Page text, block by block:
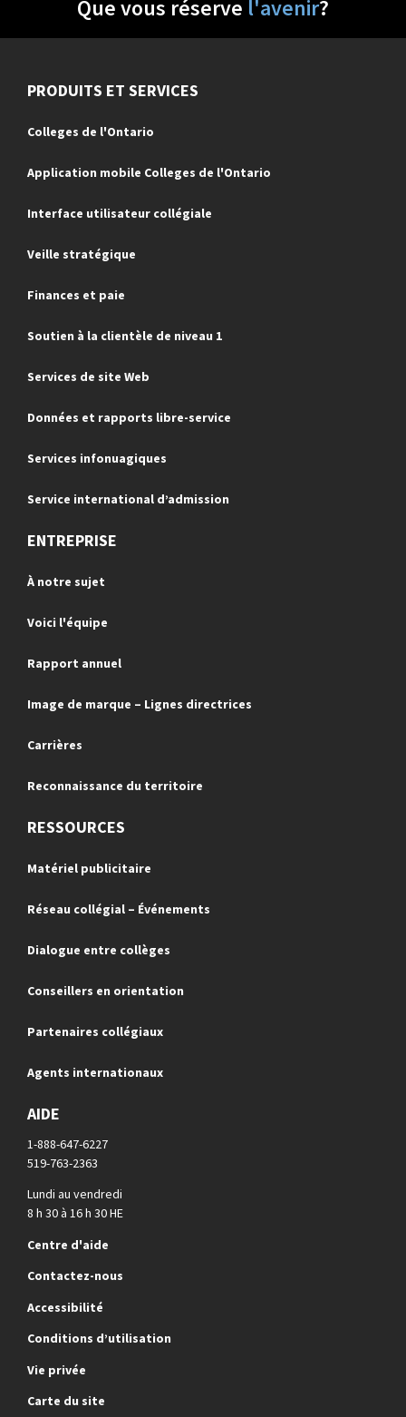
Que vous réserve l'avenir?
PRODUITS ET SERVICES
Colleges de l'Ontario
Application mobile Colleges de l'Ontario
Interface utilisateur collégiale
Veille stratégique
Finances et paie
Soutien à la clientèle de niveau 1
Services de site Web
Données et rapports libre-service
Services infonuagiques
Service international d’admission
ENTREPRISE
À notre sujet
Voici l'équipe
Rapport annuel
Image de marque – Lignes directrices
Carrières
Reconnaissance du territoire
RESSOURCES
Matériel publicitaire
Réseau collégial – Événements
Dialogue entre collèges
Conseillers en orientation
Partenaires collégiaux
Agents internationaux
AIDE
1-888-647-6227
519-763-2363
Lundi au vendredi
8 h 30 à 16 h 30 HE
Centre d'aide
Contactez-nous
Accessibilité
Conditions d’utilisation
Vie privée
Carte du site